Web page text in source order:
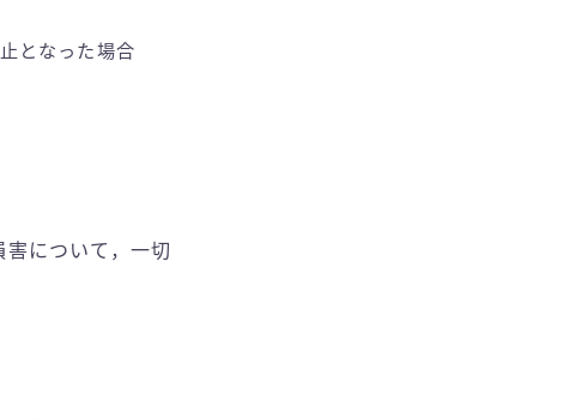
となった場合
について，一切